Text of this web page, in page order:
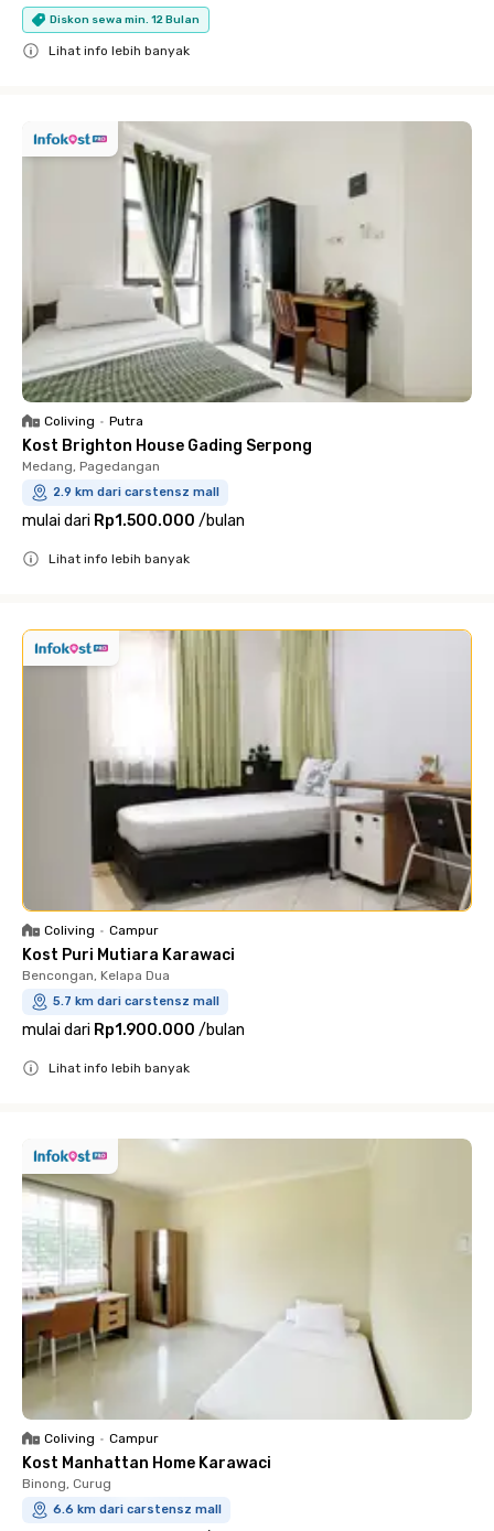
Diskon sewa min. 12 Bulan
Lihat info lebih banyak
Coliving • Putra
Kost Brighton House Gading Serpong
Medang, Pagedangan
2.9 km dari carstensz mall
mulai dari Rp1.500.000 /bulan
Lihat info lebih banyak
Coliving • Campur
Kost Puri Mutiara Karawaci
Bencongan, Kelapa Dua
5.7 km dari carstensz mall
mulai dari Rp1.900.000 /bulan
Lihat info lebih banyak
Coliving • Campur
Kost Manhattan Home Karawaci
Binong, Curug
6.6 km dari carstensz mall